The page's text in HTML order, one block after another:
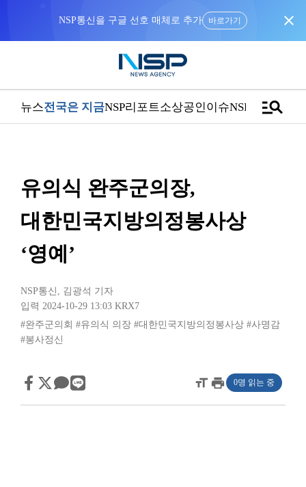
NSP통신을 구글 선호 매체로 추가 바로가기 close
뉴스전국은 지금NSP리포트소상공인이슈NSPTVmanage_search
유의식 완주군의장,
대한민국지방의정봉사상
‘영예’
NSP통신 , 김광석 기자
입력 2024-10-29 13:03 KRX7
#완주군의회 #유의식 의장 #대한민국지방의정봉사상 #사명감
#봉사정신
format_sizeprint 0명 읽는 중